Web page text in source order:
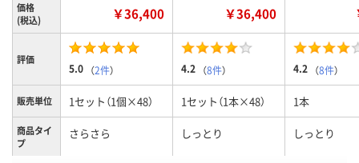
価格
(税込)
￥36,400 ￥36,400
評価
5.0 （2件） 4.2 （8件） 4.2 （8件）
販売単位 1セット（1個×48） 1セット（1本×48） 1本
商品タイ
プ
さらさら しっとり しっとり